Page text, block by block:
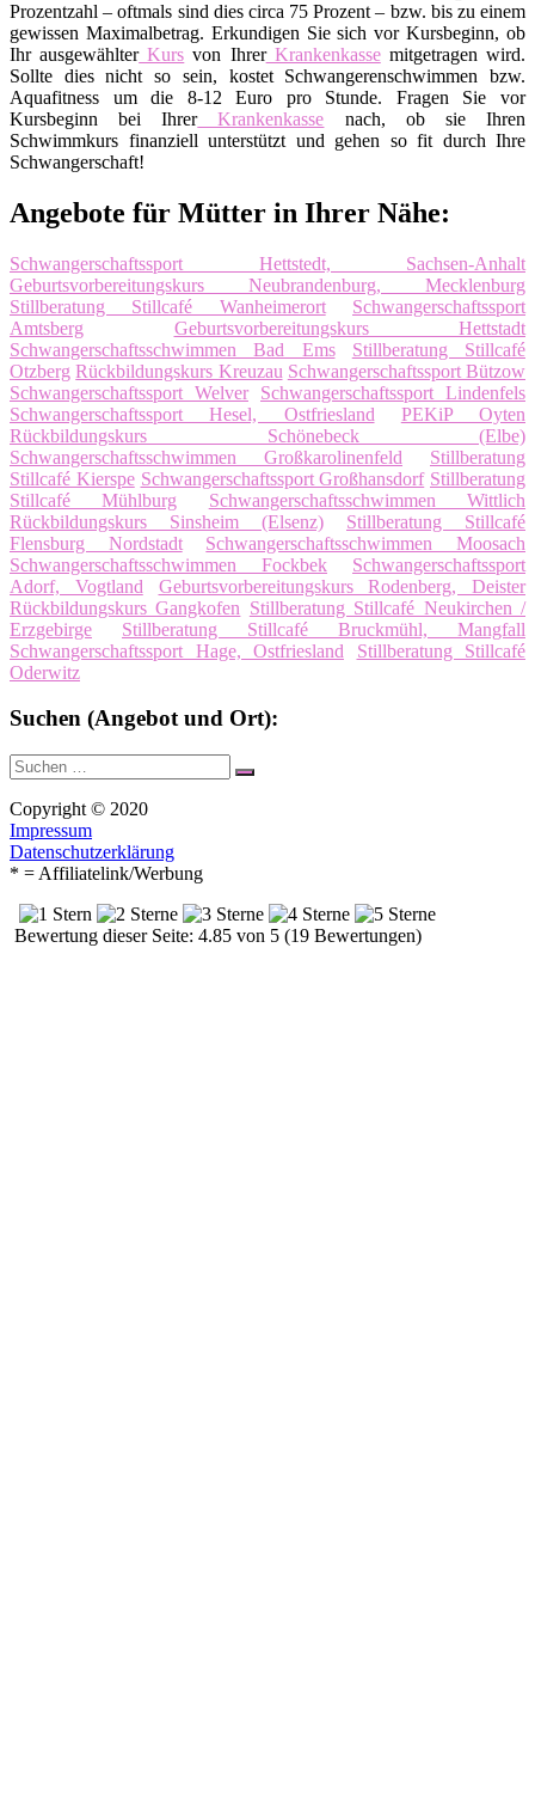
Prozentzahl – oftmals sind dies circa 75 Prozent – bzw. bis zu einem
gewissen Maximalbetrag. Erkundigen Sie sich vor Kursbeginn, ob
Ihr ausgewählterKurs von IhrerKrankenkassemitgetragen wird.
Sollte dies nicht so sein, kostet Schwangerenschwimmen bzw.
Aquafitness um die 8-12 Euro pro Stunde. Fragen Sie vor
Kursbeginn bei IhrerKrankenkasse nach, ob sie Ihren
Schwimmkurs finanziell unterstützt und gehen so fit durch Ihre
Schwangerschaft!
Angebote für Mütter in Ihrer Nähe:
Schwangerschaftssport Hettstedt, Sachsen-Anhalt
Geburtsvorbereitungskurs Neubrandenburg, Mecklenburg
Stillberatung Stillcafé Wanheimerort
Schwangerschaftssport
Amtsberg
Geburtsvorbereitungskurs Hettstadt
Schwangerschaftsschwimmen Bad Ems
Stillberatung Stillcafé
Otzberg Rückbildungskurs Kreuzau Schwangerschaftssport Bützow
Schwangerschaftssport Welver
Schwangerschaftssport Lindenfels
Schwangerschaftssport Hesel, Ostfriesland
PEKiP Oyten
Rückbildungskurs Schönebeck (Elbe)
Schwangerschaftsschwimmen Großkarolinenfeld
Stillberatung
Stillcafé Kierspe Schwangerschaftssport Großhansdorf Stillberatung
Stillcafé Mühlburg
Schwangerschaftsschwimmen Wittlich
Rückbildungskurs Sinsheim (Elsenz)
Stillberatung Stillcafé
Flensburg Nordstadt
Schwangerschaftsschwimmen Moosach
Schwangerschaftsschwimmen Fockbek
Schwangerschaftssport
Adorf, Vogtland
Geburtsvorbereitungskurs Rodenberg, Deister
Rückbildungskurs Gangkofen Stillberatung Stillcafé Neukirchen /
Erzgebirge
Stillberatung Stillcafé Bruckmühl, Mangfall
Schwangerschaftssport Hage, Ostfriesland
Stillberatung Stillcafé
Oderwitz
Suchen (Angebot und Ort):
Suche
nach:
Suchen
Copyright © 2020
Impressum
Datenschutzerklärung
* = Affiliatelink/Werbung
Bewertung dieser Seite: 4.85 von 5 (19 Bewertungen)